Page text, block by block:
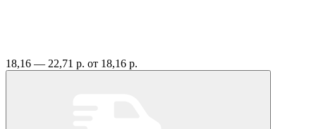
18,16 — 22,71 р. от 18,16 р.